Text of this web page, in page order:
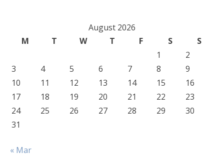
August 2026
M
T W T F S
S
1
2
3
4 5 6 7 8
9
10
11 12 13 14 15
16
17
18 19 20 21 22
23
24
25 26 27 28 29
30
31
« Mar